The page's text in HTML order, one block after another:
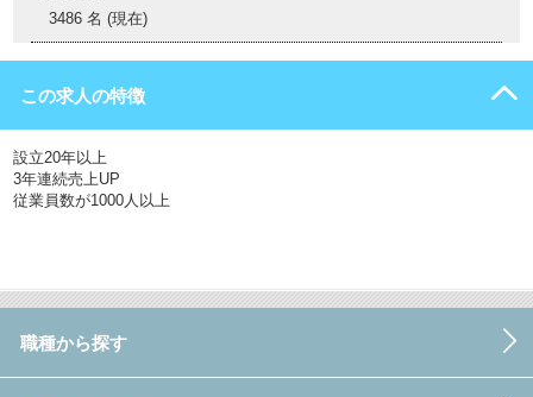
3486 名 (現在)
この求人の特徴
設立20年以上
3年連続売上UP
従業員数が1000人以上
職種から探す